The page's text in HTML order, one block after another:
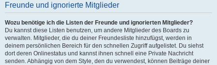
Freunde und ignorierte Mitglieder
Wozu benötige ich die Listen der Freunde und ignorierten Mitglieder?
Du kannst diese Listen benutzen, um andere Mitglieder des Boards zu
verwalten. Mitglieder, die du deiner Freundesliste hinzufügst, werden in
deinem persönlichen Bereich für den schnellen Zugriff aufgelistet. Du siehst
dort deren Onlinestatus und kannst ihnen schnell eine Private Nachricht
senden. Abhängig von dem Style, den du verwendest, können Beiträge deiner